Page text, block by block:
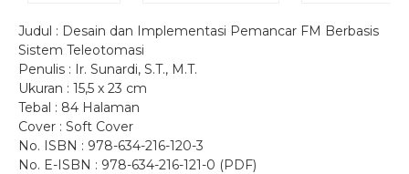
Judul : Desain dan Implementasi Pemancar FM Berbasis
Sistem Teleotomasi
Penulis : Ir. Sunardi, S.T., M.T.
Ukuran : 15,5 x 23 cm
Tebal : 84 Halaman
Cover : Soft Cover
No. ISBN : 978-634-216-120-3
No. E-ISBN : 978-634-216-121-0 (PDF)